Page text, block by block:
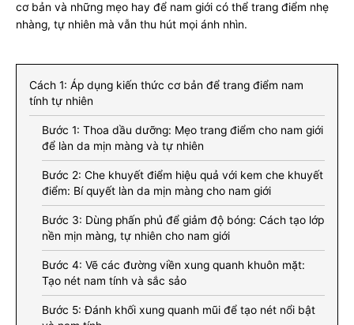
cơ bản và những mẹo hay để nam giới có thể trang điểm nhẹ
nhàng, tự nhiên mà vẫn thu hút mọi ánh nhìn.
Cách 1: Áp dụng kiến thức cơ bản để trang điểm nam
tính tự nhiên
Bước 1: Thoa dầu dưỡng: Mẹo trang điểm cho nam giới
để làn da mịn màng và tự nhiên
Bước 2: Che khuyết điểm hiệu quả với kem che khuyết
điểm: Bí quyết làn da mịn màng cho nam giới
Bước 3: Dùng phấn phủ để giảm độ bóng: Cách tạo lớp
nền mịn màng, tự nhiên cho nam giới
Bước 4: Vẽ các đường viền xung quanh khuôn mặt:
Tạo nét nam tính và sắc sảo
Bước 5: Đánh khối xung quanh mũi để tạo nét nổi bật